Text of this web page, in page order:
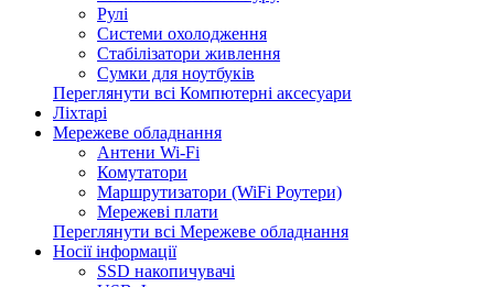
Рулі
Системи охолодження
Стабілізатори живлення
Сумки для ноутбуків
Переглянути всі Компютерні аксесуари
Ліхтарі
Мережеве обладнання
Антени Wi-Fi
Комутатори
Маршрутизатори (WiFi Роутери)
Мережеві плати
Переглянути всі Мережеве обладнання
Носії інформації
SSD накопичувачі